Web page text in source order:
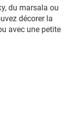
du marsala ou
décorer la
avec une petite